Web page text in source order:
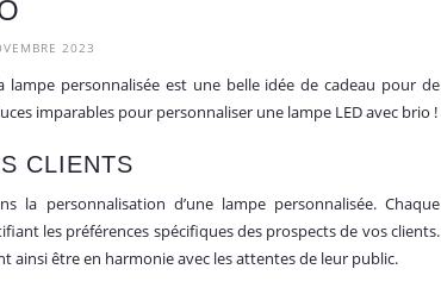
2023
personnalisée est une belle idée de cadeau pour de
imparables pour personnaliser une lampe LED avec brio !
CLIENTS
la personnalisation d’une lampe personnalisée. Chaque
les préférences spécifiques des prospects de vos clients.
ainsi être en harmonie avec les attentes de leur public.